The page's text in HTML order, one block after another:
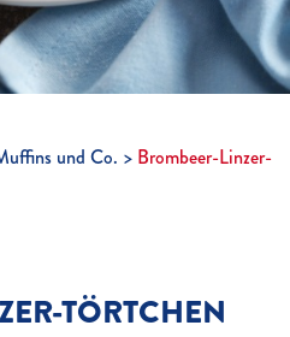
und Co.
Brombeer-Linzer-
TÖRTCHEN